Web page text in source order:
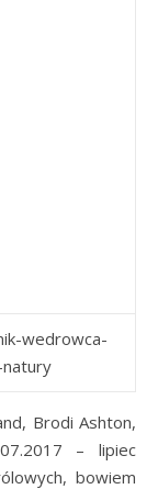
wedrowca-
Brodi Ashton,
– lipiec
bowiem